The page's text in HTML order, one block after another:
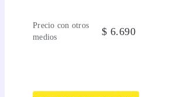
Precio con otros
medios
$ 6.690